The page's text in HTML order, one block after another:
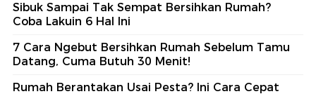
Sibuk Sampai Tak Sempat Bersihkan Rumah?
Coba Lakuin 6 Hal Ini
7 Cara Ngebut Bersihkan Rumah Sebelum Tamu
Datang, Cuma Butuh 30 Menit!
Rumah Berantakan Usai Pesta? Ini Cara Cepat